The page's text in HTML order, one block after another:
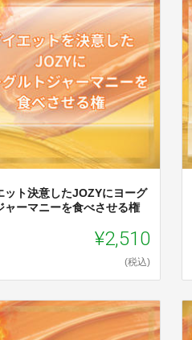
ット決意したJOZYにヨーグ
ャーマニーを食べさせる権
¥2,510
(税込)